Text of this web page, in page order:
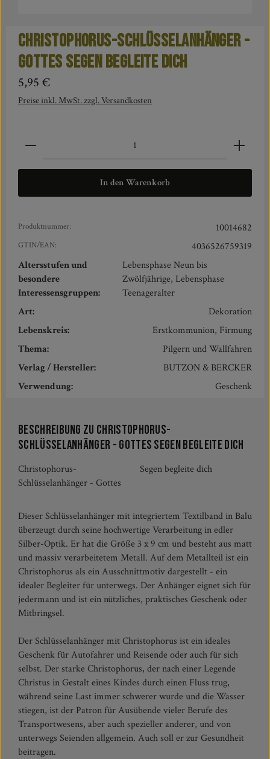
Christophorus-Schlüsselanhänger -
Gottes Segen begleite dich
Regulärer Preis:
5,95 €
Preise inkl. MwSt. zzgl. Versandkosten
Produkt Anzahl: Gib den gewünschten Wert ein oder
In den Warenkorb
Produktnummer: 10014682
GTIN/EAN:
4036526759319
Altersstufen und
besondere
Interessensgruppen:
Lebensphase Neun bis
Zwölfjährige, Lebensphase
Teenageralter
Art:
Dekoration
Lebenskreis:
Erstkommunion, Firmung
Thema:
Pilgern und Wallfahren
Verlag / Hersteller:
BUTZON & BERCKER
Verwendung:
Geschenk
Beschreibung zu Christophorus-
Schlüsselanhänger - Gottes Segen begleite dich
Christophorus-
Schlüsselanhänger - Gottes
Segen begleite dich
Dieser Schlüsselanhänger mit integriertem Textilband in Balu
überzeugt durch seine hochwertige Verarbeitung in edler
Silber-Optik. Er hat die Größe 3 x 9 cm und besteht aus matt
und massiv verarbeitetem Metall. Auf dem Metallteil ist ein
Christophorus als ein Ausschnittmotiv dargestellt - ein
idealer Begleiter für unterwegs. Der Anhänger eignet sich für
jedermann und ist ein nützliches, praktisches Geschenk oder
Mitbringsel.
Der Schlüsselanhänger mit Christophorus ist ein ideales
Geschenk für Autofahrer und Reisende oder auch für sich
selbst. Der starke Christophorus, der nach einer Legende
Christus in Gestalt eines Kindes durch einen Fluss trug,
während seine Last immer schwerer wurde und die Wasser
stiegen, ist der Patron für Ausübende vieler Berufe des
Transportwesens, aber auch spezieller anderer, und von
unterwegs Seienden allgemein. Auch soll er zur Gesundheit
beitragen.